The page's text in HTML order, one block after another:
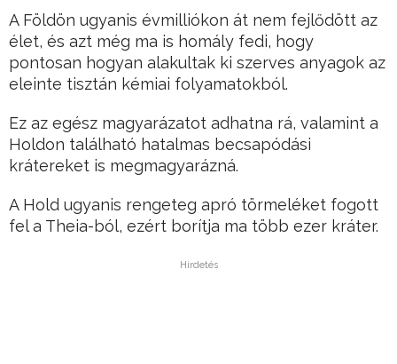
A Földön ugyanis évmilliókon át nem fejlődött az
élet, és azt még ma is homály fedi, hogy
pontosan hogyan alakultak ki szerves anyagok az
eleinte tisztán kémiai folyamatokból.
Ez az egész magyarázatot adhatna rá, valamint a
Holdon található hatalmas becsapódási
krátereket is megmagyarázná.
A Hold ugyanis rengeteg apró törmeléket fogott
fel a Theia-ból, ezért borítja ma több ezer kráter.
Hirdetés